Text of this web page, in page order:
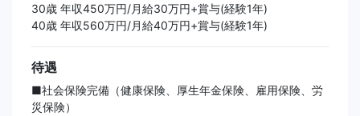
30歳 年収450万円/月給30万円+賞与(経験1年)
40歳 年収560万円/月給40万円+賞与(経験1年)
待遇
■社会保険完備（健康保険、厚生年金保険、雇用保険、労
災保険）